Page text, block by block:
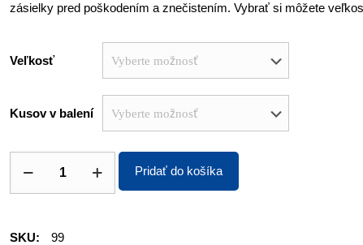
zásielky pred poškodením a znečistením. Vybrať si môžete
Veľkosť
Kusov v balení
Pridať do košíka
SKU:
99